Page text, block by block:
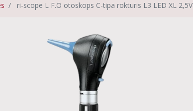
ri-scope L F.O otoskops C-tipa rokturis L3 LED XL 2,5V